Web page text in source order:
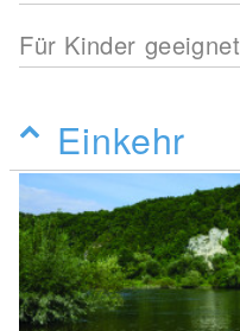
Für Kinder geeignet
Einkehr